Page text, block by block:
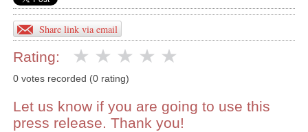
Share link via email
Rating:
0 votes recorded (0 rating)
Let us know if you are going to use this
press release. Thank you!